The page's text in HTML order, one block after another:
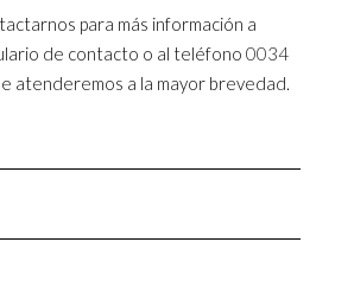
para más información a
de contacto o al teléfono 0034
atenderemos a la mayor brevedad.